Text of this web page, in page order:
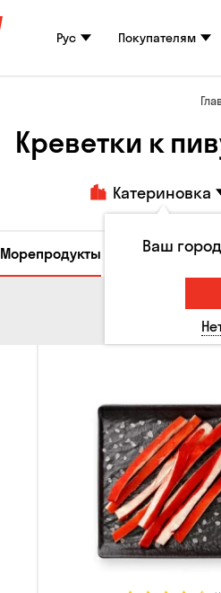
Рус Покупателям
Креветки к
Катериновка
Морепродукты Сырные
Ваш